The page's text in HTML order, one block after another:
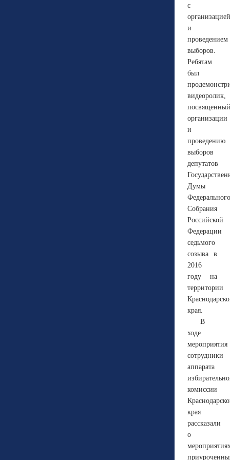
с
организацией
и
проведением
выборов.
Ребятам
был
видеоролик,
посвященный
организации
и
проведению
выборов
депутатов
Думы
Федерального
Собрания
Российской
Федерации
седьмого
созыва в
2016
году на
территории
края.
В
ходе
мероприятия
сотрудники
аппарата
комиссии
края
рассказали
о